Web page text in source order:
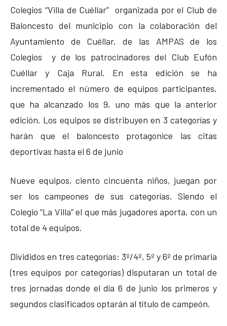
Colegios “Villa de Cuéllar” organizada por el Club de
Baloncesto del municipio con la colaboración del
Ayuntamiento de Cuéllar, de las AMPAS de los
Colegios y de los patrocinadores del Club Eufón
Cuéllar y Caja Rural. En esta edición se ha
incrementado el número de equipos participantes,
que ha alcanzado los 9, uno más que la anterior
edición. Los equipos se distribuyen en 3 categorías y
harán que el baloncesto protagonice las citas
deportivas hasta el 6 de junio
Nueve equipos, ciento cincuenta niños, juegan por
ser los campeones de sus categorías. Siendo el
Colegio “La Villa” el que más jugadores aporta, con un
total de 4 equipos.
Divididos en tres categorías: 3º/4º, 5º y 6º de primaria
(tres equipos por categorías) disputaran un total de
tres jornadas donde el día 6 de junio los primeros y
segundos clasificados optarán al título de campeón.